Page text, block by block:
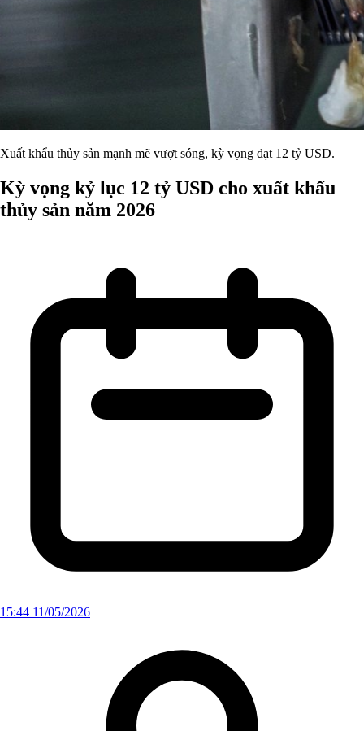
Xuất khẩu thủy sản mạnh mẽ vượt sóng, kỳ vọng đạt 12 tỷ USD.
Kỳ vọng kỷ lục 12 tỷ USD cho xuất khẩu
thủy sản năm 2026
15:44 11/05/2026